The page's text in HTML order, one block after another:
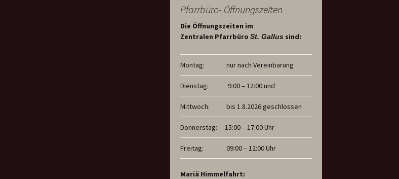
Pfarrbüro- Öffnungszeiten
Die Öffnungszeiten im
Zentralen Pfarrbüro St. Gallus sind:
Montag: nur nach Vereinbarung
Dienstag: 9:00 – 12:00 und
Mittwoch: bis 1.8.2026 geschlossen
Donnerstag: 15:00 – 17:00 Uhr
Freitag: 09:00 – 12:00 Uhr
Mariä Himmelfahrt: